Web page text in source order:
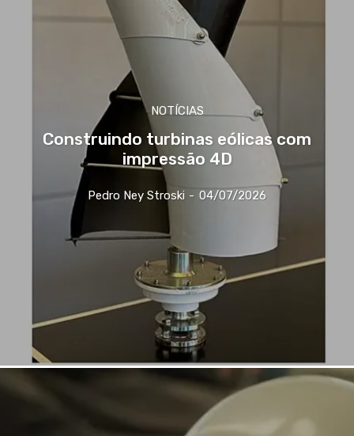
NOTÍCIAS
Construindo turbinas eólicas com
impressão 4D
Pedro Ney Stroski - 04/07/2026